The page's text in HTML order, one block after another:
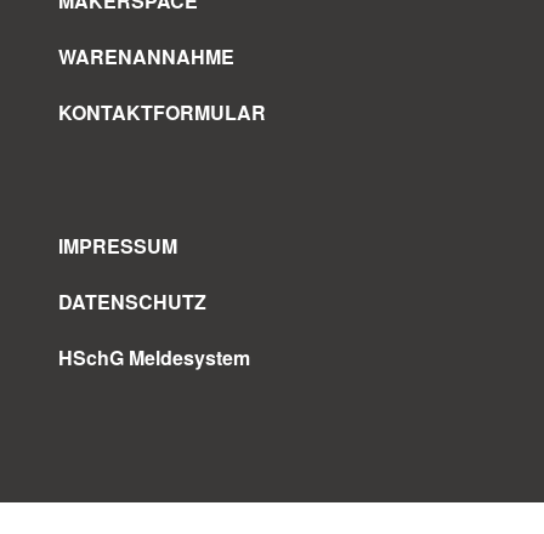
WARENANNAHME
KONTAKTFORMULAR
IMPRESSUM
DATENSCHUTZ
HSchG Meldesystem